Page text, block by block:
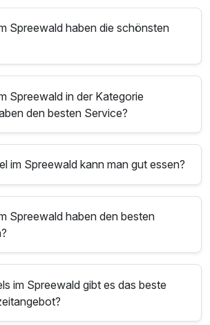
Spreewald haben die schönsten
Spreewald in der Kategorie
den besten Service?
im Spreewald kann man gut essen?
Spreewald haben den besten
im Spreewald gibt es das beste